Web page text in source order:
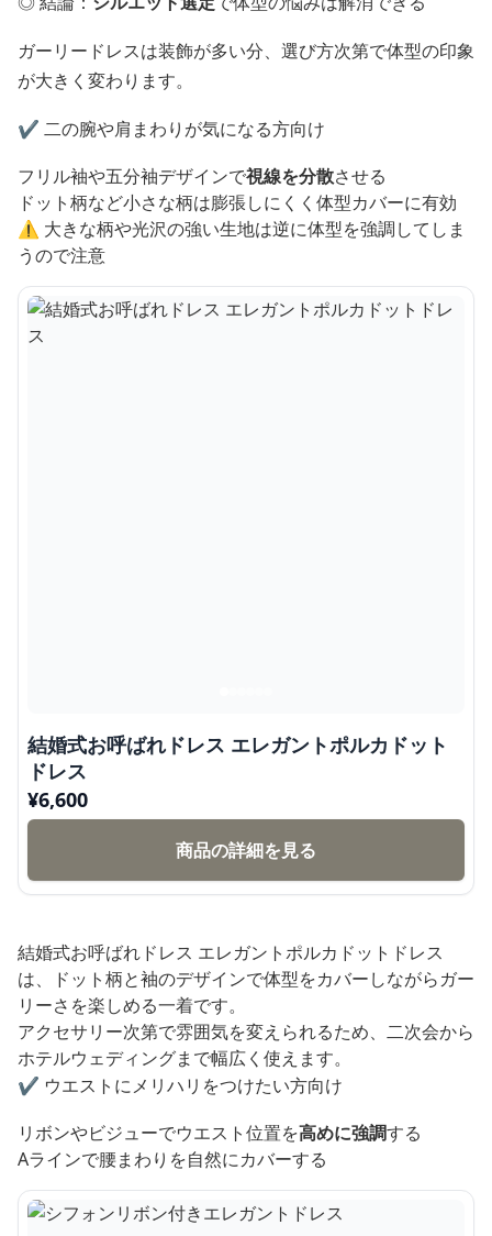
ガーリードレスは装飾が多い分、選び方次第で体型の印象
が大きく変わります。
✔️ 二の腕や肩まわりが気になる方向け
フリル袖や五分袖デザインで視線を分散させる
ドット柄など小さな柄は膨張しにくく体型カバーに有効
⚠️ 大きな柄や光沢の強い生地は逆に体型を強調してしま
うので注意
結婚式お呼ばれドレス エレガントポルカドット
ドレス
¥6,600
商品の詳細を見る
結婚式お呼ばれドレス エレガントポルカドットドレス
は、ドット柄と袖のデザインで体型をカバーしながらガー
リーさを楽しめる一着です。
アクセサリー次第で雰囲気を変えられるため、二次会から
ホテルウェディングまで幅広く使えます。
✔️ ウエストにメリハリをつけたい方向け
リボンやビジューでウエスト位置を高めに強調する
Aラインで腰まわりを自然にカバーする